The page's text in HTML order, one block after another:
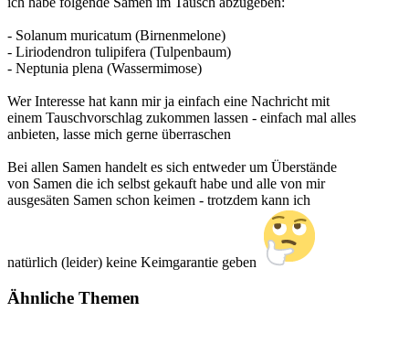
- Solanum muricatum (Birnenmelone)
- Liriodendron tulipifera (Tulpenbaum)
- Neptunia plena (Wassermimose)
Wer Interesse hat kann mir ja einfach eine Nachricht mit
einem Tauschvorschlag zukommen lassen - einfach mal alles
anbieten, lasse mich gerne überraschen
Bei allen Samen handelt es sich entweder um Überstände
von Samen die ich selbst gekauft habe und alle von mir
ausgesäten Samen schon keimen - trotzdem kann ich
natürlich (leider) keine Keimgarantie geben
Ähnliche Themen